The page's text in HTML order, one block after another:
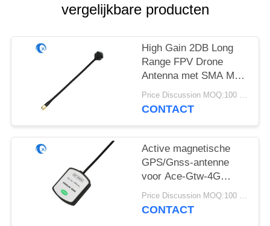
vergelijkbare producten
High Gain 2DB Long
Range FPV Drone
Antenna met SMA Male
Connector
4.9GHz/5.8GHz met
Price Discussion MOQ:100 stuks
CONTACT
Active magnetische
GPS/Gnss-antenne
voor Ace-Gtw-4G
4G/GPS/Gnss-gateway
met SMA-male
Price Discussion MOQ:100 stuks
CONTACT